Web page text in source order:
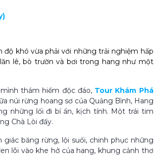
khó vừa phải với những trải nghiệm hấp
lê, bò trườn và bơi trong hang như một
thám hiểm độc đáo, Tour Khám Phá
núi rừng hoang sơ của Quảng Bình, Hang
những lối đi bí ẩn, kịch tính. Một trái tim
Chà Lòi đấy.
băng rừng, lội suối, chinh phục những
lõi vào khe hở của hang, khung cảnh thơ